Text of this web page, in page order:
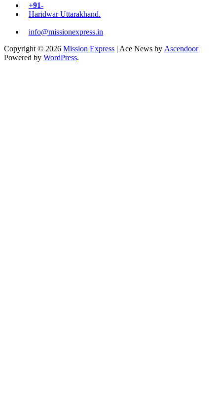
+91-
Haridwar Uttarakhand.
info@missionexpress.in
Copyright © 2026 Mission Express | Ace News by Ascendoor|
Powered by WordPress.